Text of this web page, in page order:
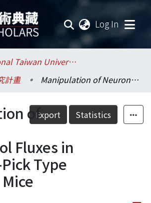
Log In
Collections
.National Taiwan University / 國立臺灣大學
計畫
Manipulation of Neuronal Cholesterol Fluxes in Niemann-Pick Type C Disease Mice
Export Statistics
of
Fluxes in
Type